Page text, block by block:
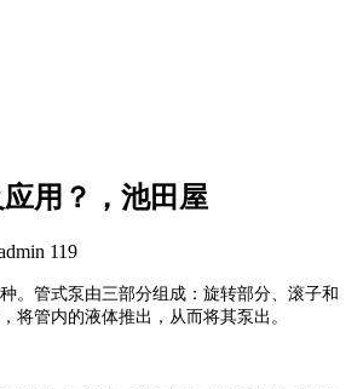
用？，池田屋
119
。管式泵由三部分组成：旋转部分、滚子和
将管内的液体推出，从而将其泵出。